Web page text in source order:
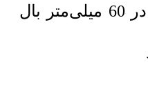
نبشی 6 ابعاد 60 در 60 میلی‌متر بال